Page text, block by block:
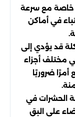
خاصة مع سرعة
في أماكن
قد يؤدي إلى
مختلف أجزاء
ضروريًا
الحشرات في
على البق